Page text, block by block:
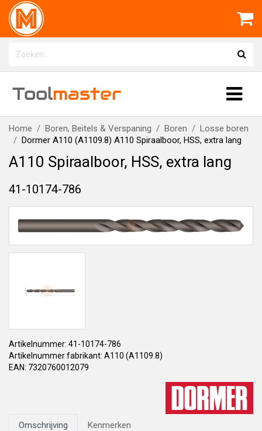
Toolmaster
Home Boren, Beitels & Verspaning Boren
Losse boren
Dormer A110 (A1109.8) A110 Spiraalboor, HSS, extra lang
A110 Spiraalboor, HSS, extra lang
41-10174-786
Artikelnummer: 41-10174-786
Artikelnummer fabrikant: A110 (A1109.8)
EAN: 7320760012079
Omschrijving Kenmerken